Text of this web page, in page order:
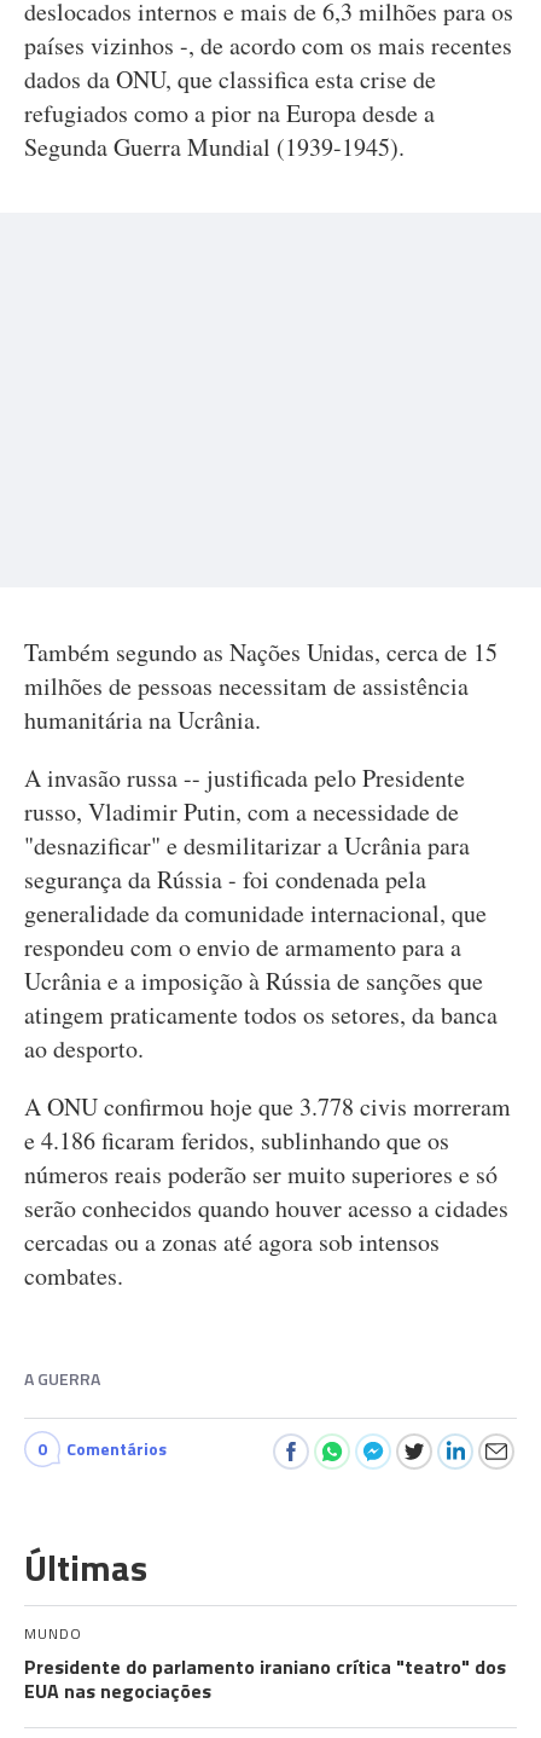
deslocados internos e mais de 6,3 milhões para os
países vizinhos -, de acordo com os mais recentes
dados da ONU, que classifica esta crise de
refugiados como a pior na Europa desde a
Segunda Guerra Mundial (1939-1945).
Também segundo as Nações Unidas, cerca de 15
milhões de pessoas necessitam de assistência
humanitária na Ucrânia.
A invasão russa -- justificada pelo Presidente
russo, Vladimir Putin, com a necessidade de
"desnazificar" e desmilitarizar a Ucrânia para
segurança da Rússia - foi condenada pela
generalidade da comunidade internacional, que
respondeu com o envio de armamento para a
Ucrânia e a imposição à Rússia de sanções que
atingem praticamente todos os setores, da banca
ao desporto.
A ONU confirmou hoje que 3.778 civis morreram
e 4.186 ficaram feridos, sublinhando que os
números reais poderão ser muito superiores e só
serão conhecidos quando houver acesso a cidades
cercadas ou a zonas até agora sob intensos
combates.
A GUERRA
0 Comentários
Últimas
MUNDO
Presidente do parlamento iraniano crítica "teatro" dos
EUA nas negociações